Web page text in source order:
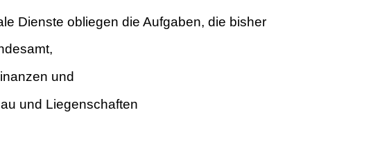
Dienste obliegen die Aufgaben, die bisher
und
und Liegenschaften